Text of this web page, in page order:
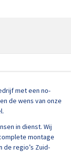
met een no-
de wens van onze
in dienst. Wij
montage
de regio’s Zuid-